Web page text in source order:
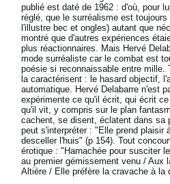
publié est daté de 1962 : d'où, pour
réglé, que le surréalisme est
l'illustre bec et ongles) autant que
montré que d'autres expériences
plus réactionnaires. Mais Hervé
mode surréaliste car le combat est
poésie si reconnaissable entre mille.
la caractérisent : le hasard objectif,
automatique. Hervé Delabarre n'est
expérimente ce qu'il écrit, qui écrit
qu'il vit, y compris sur le plan
cachent, se disent, éclatent dans sa
peut s'interpréter : "Elle prend plaisir
desceller l'huis" (p 154). Tout
érotique : "Harnachée pour susciter
au premier gémissement venu / Aux
Altière / Elle préfère la cravache à la